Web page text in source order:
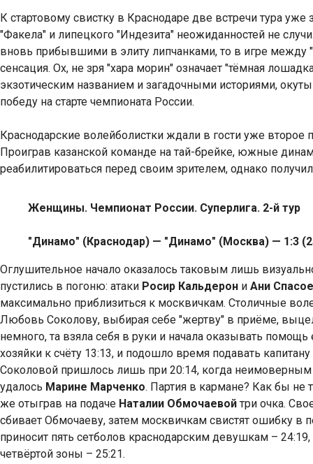
К стартовому свистку в Краснодаре две встречи тура
"Факела" и липецкого "Индезита" неожиданностей не
вновь прибывшими в элиту липчанками, то в игре между
сенсация. Ох, не зря "хара морин" означает "тёмная
экзотическим названием и загадочными историями,
победу на старте чемпионата России.
Краснодарские волейболистки ждали в гости уже второе
Проиграв казанской команде на тай-брейке, южные
реабилитироваться перед своим зрителем, однако
Женщины. Чемпионат России. Суперлига. 2-й тур
"Динамо" (Краснодар) — "Динамо" (Москва) — 1:3
Оглушительное начало оказалось таковым лишь
пустились в погоню: атаки Росир Кальдерон и Ани
максимально приблизиться к москвичкам. Столичные
Любовь Соколову, выбирая себе "жертву" в приёме,
немного, та взяла себя в руки и начала оказывать
хозяйки к счёту 13:13, и подошло время подавать
Соколовой пришлось лишь при 20:14, когда неимоверным
удалось Марине Марченко. Партия в кармане? Как бы не
же отыграв на подаче Наталии Обмочаевой три очка.
сбивает Обмочаеву, затем москвичкам свистят ошибку в
приносит пять сетболов краснодарским девушкам – 24:19,
четвёртой зоны – 25:21.